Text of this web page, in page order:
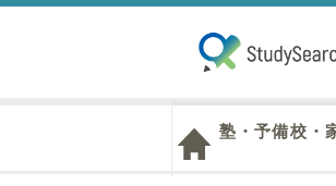
塾・予備校・